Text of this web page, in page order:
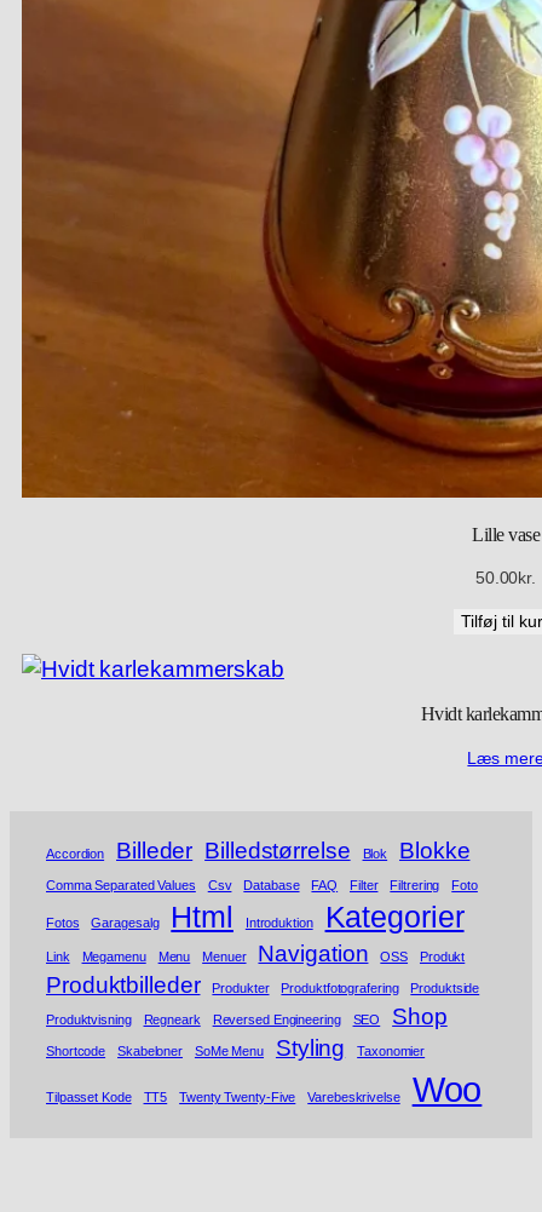
Lille vase
50.00kr.
Tilføj til
Hvidt
Læs
Accordion Billeder Billedstørrelse Blok Blokke
Comma Separated Values Csv Database FAQ Filter Filtrering Foto
Fotos Garagesalg Html Introduktion Kategorier
Link Megamenu Menu Menuer Navigation OSS Produkt
Produktbilleder Produkter Produktfotografering Produktside
Produktvisning Regneark Reversed Engineering SEO Shop
Shortcode Skabeloner SoMe Menu Styling Taxonomier
Tilpasset Kode TT5 Twenty Twenty-Five Varebeskrivelse Woo